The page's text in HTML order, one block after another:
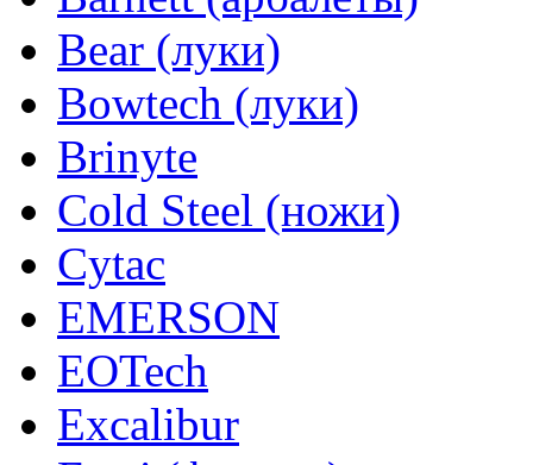
Bear (луки)
Bowtech (луки)
Brinyte
Cold Steel (ножи)
Cytac
EMERSON
EOTech
Excalibur